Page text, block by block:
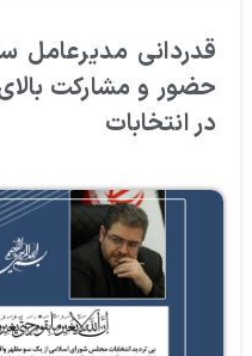
قدردانی مدیرعامل
در انتخابات